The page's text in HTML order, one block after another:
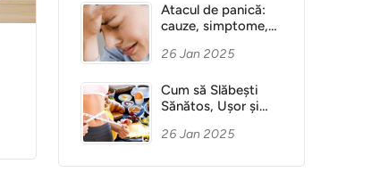
Atacul de panică:
cauze, simptome,
26 Jan 2025
Cum să Slăbești
Sănătos, Ușor și
26 Jan 2025